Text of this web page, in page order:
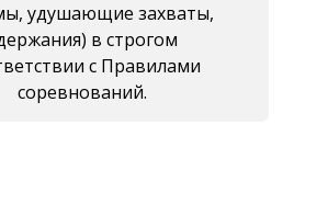
удушающие захваты,
в строгом
с Правилами
соревнований.